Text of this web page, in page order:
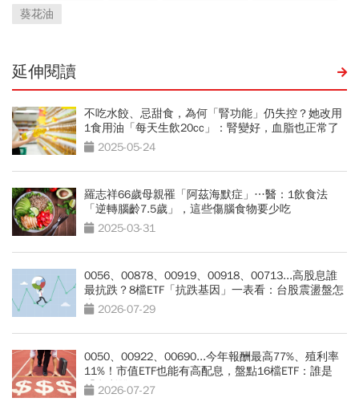
葵花油
延伸閱讀
不吃水餃、忌甜食，為何「腎功能」仍失控？她改用
1食用油「每天生飲20cc」：腎變好，血脂也正常了
2025-05-24
羅志祥66歲母親罹「阿茲海默症」…醫：1飲食法
「逆轉腦齡7.5歲」，這些傷腦食物要少吃
2025-03-31
0056、00878、00919、00918、00713...高股息誰
最抗跌？8檔ETF「抗跌基因」一表看：台股震盪盤怎
麼買？
2026-07-29
0050、00922、00690...今年報酬最高77%、殖利率
11%！市值ETF也能有高配息，盤點16檔ETF：誰是
「息利雙收王」？
2026-07-27